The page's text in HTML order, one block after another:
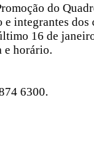
do
integrantes
16 de
e horário.
6300.